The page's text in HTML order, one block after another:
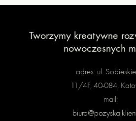
Tworzymy kreatywne
nowoczesnych
adres: ul.
11/4F, 40-084,
mail: